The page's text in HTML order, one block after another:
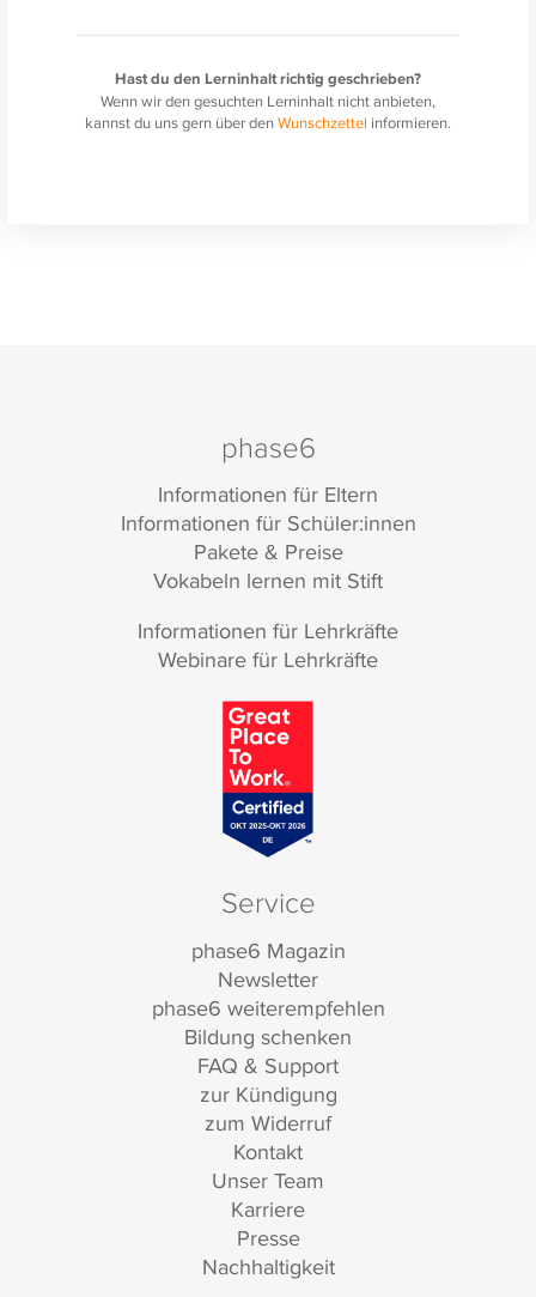
Hast du den Lerninhalt richtig geschrieben?
Wenn wir den gesuchten Lerninhalt nicht anbieten,
kannst du uns gern über denWunschzettel informieren.
phase6
Informationen für Eltern
Informationen für Schüler:innen
Pakete & Preise
Vokabeln lernen mit Stift
Informationen für Lehrkräfte
Webinare für Lehrkräfte
Service
phase6 Magazin
Newsletter
phase6 weiterempfehlen
Bildung schenken
FAQ & Support
zur Kündigung
zum Widerruf
Kontakt
Unser Team
Karriere
Presse
Nachhaltigkeit